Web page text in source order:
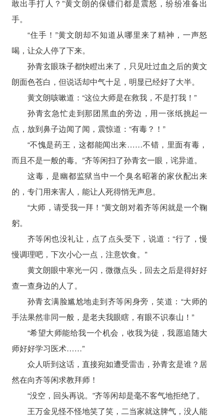
敢出手打人？”黄文朗的保镖们都是震怒，纷纷准备出
手。
“住手！”黄文朗却不知道从哪里来了精神，一声怒
喝，让众人停了下来。
孙青玄眼珠子都快瞪出来了，只见吐过血之后的黄文
朗面色苍白，但说话却中气十足，明显已经好了大半。
黄文朗咳嗽道：“这位大师是在救我，不是打我！”
孙青玄急忙走到那团黑血的旁边，用一张纸挑起一
点，放到鼻子边闻了闻，震惊道：“有毒？！”
“不愧是药王，这都能闻出来……不错，里面有毒，
而且不是一般的毒。”齐等闲扫了孙青玄一眼，诧异道。
这毒，是幽都监狱当中一个臭名昭著的家伙配出来
的，专门用来害人，能让人死得悄无声息。
“大师，请受我一拜！”黄文朗对着齐等闲就是一个鞠
躬。
齐等闲也没礼让，点了点头受下，说道：“行了，慢
慢调理吧，下次小心一点，注意饮食。”
黄文朗眼中寒光一闪，微微点头，回去之后是得好好
查一查身边的人了。
孙青玄满脸尴尬地走到齐等闲身旁，笑道：“大师的
手法果然非同一般，是老夫我眼瞎，有眼不识泰山！”
“希望大师能给我一个机会，收我为徒，我愿追随大
师好好学习医术……”
众人听到这话，直接宛如遭受雷击，孙青玄是谁？居
然在向齐等闲求教拜师！
“没空，回头再说。”齐等闲却是毫不客气地拒绝了。
王万金见怪不怪地笑了笑，二当家就这脾气，没人能